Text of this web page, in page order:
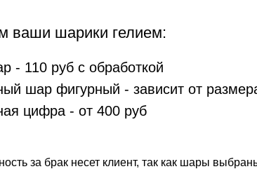
ваши шарики гелием:
за брак несет клиент, так как шары
- 110 руб с обработкой
шар фигурный - зависит от
цифра - от 400 руб